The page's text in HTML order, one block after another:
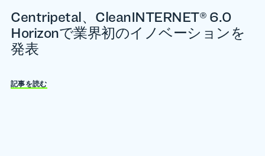
Centripetal、CleanINTERNET® 6.0
Horizonで業界初のイノベーションを
発表
記事を読む